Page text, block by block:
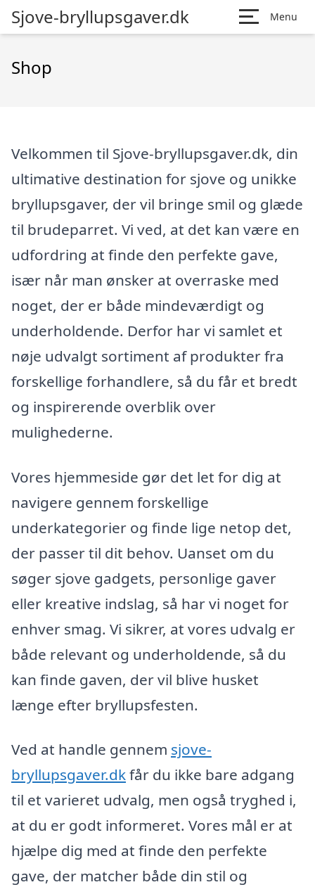
Sjove-bryllupsgaver.dk Menu
Shop
Velkommen til Sjove-bryllupsgaver.dk, din
ultimative destination for sjove og unikke
bryllupsgaver, der vil bringe smil og glæde
til brudeparret. Vi ved, at det kan være en
udfordring at finde den perfekte gave,
især når man ønsker at overraske med
noget, der er både mindeværdigt og
underholdende. Derfor har vi samlet et
nøje udvalgt sortiment af produkter fra
forskellige forhandlere, så du får et bredt
og inspirerende overblik over
mulighederne.
Vores hjemmeside gør det let for dig at
navigere gennem forskellige
underkategorier og finde lige netop det,
der passer til dit behov. Uanset om du
søger sjove gadgets, personlige gaver
eller kreative indslag, så har vi noget for
enhver smag. Vi sikrer, at vores udvalg er
både relevant og underholdende, så du
kan finde gaven, der vil blive husket
længe efter bryllupsfesten.
Ved at handle gennem sjove-
bryllupsgaver.dkfår du ikke bare adgang
til et varieret udvalg, men også tryghed i,
at du er godt informeret. Vores mål er at
hjælpe dig med at finde den perfekte
gave, der matcher både din stil og